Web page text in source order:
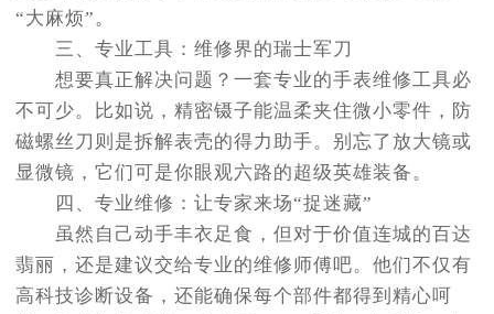
“大麻烦”。
三、专业工具：维修界的瑞士军刀
想要真正解决问题？一套专业的手表维修工具必
不可少。比如说，精密镊子能温柔夹住微小零件，防
磁螺丝刀则是拆解表壳的得力助手。别忘了放大镜或
显微镜，它们可是你眼观六路的超级英雄装备。
四、专业维修：让专家来场“捉迷藏”
虽然自己动手丰衣足食，但对于价值连城的百达
翡丽，还是建议交给专业的维修师傅吧。他们不仅有
高科技诊断设备，还能确保每个部件都得到精心呵